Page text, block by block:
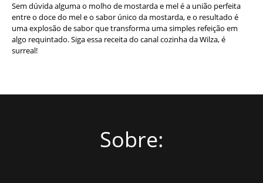
Sem dúvida alguma o molho de mostarda e mel é a união perfeita
entre o doce do mel e o sabor único da mostarda, e o resultado é
uma explosão de sabor que transforma uma simples refeição em
algo requintado. Siga essa receita do canal cozinha da Wilza, é
surreal!
Sobre: